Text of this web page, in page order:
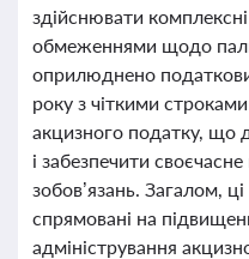
здійснювати
обмеженнями щодо
оприлюднено
року з чіткими
акцизного податку, що
і забезпечити
зобов’язань. Загалом,
спрямовані на
адміністрування